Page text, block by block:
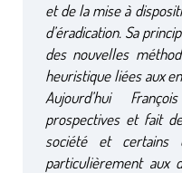
et de la mise à
d’éradication. Sa
des nouvelles
heuristique liées aux
Aujourd’hui
prospectives et fait
société et certains
particulièrement aux